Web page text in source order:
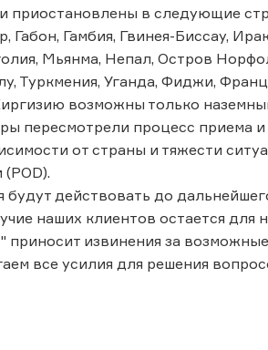
приостановлены в следующие
Габон, Гамбия, Гвинея-Биссау,
Мьянма, Непал, Остров
Туркмения, Уганда, Фиджи,
возможны только
пересмотрели процесс приема
от страны и тяжести
действовать до
наших клиентов остается для
приносит извинения за
все усилия для решения